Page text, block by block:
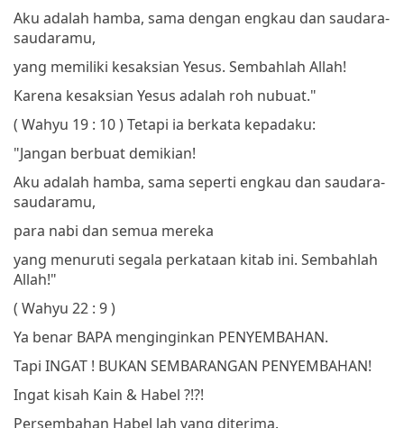
Aku adalah hamba, sama dengan engkau dan saudara-
saudaramu,
yang memiliki kesaksian Yesus. Sembahlah Allah!
Karena kesaksian Yesus adalah roh nubuat."
( Wahyu 19 : 10 )Tetapi ia berkata kepadaku:
"Jangan berbuat demikian!
Aku adalah hamba, sama seperti engkau dan saudara-
saudaramu,
para nabi dan semua mereka
yang menuruti segala perkataan kitab ini. Sembahlah
Allah!"
( Wahyu 22 : 9 )
Ya benar BAPA menginginkan PENYEMBAHAN.
Tapi INGAT ! BUKAN SEMBARANGAN PENYEMBAHAN!
Ingat kisah Kain & Habel ?!?!
Persembahan Habel lah yang diterima.